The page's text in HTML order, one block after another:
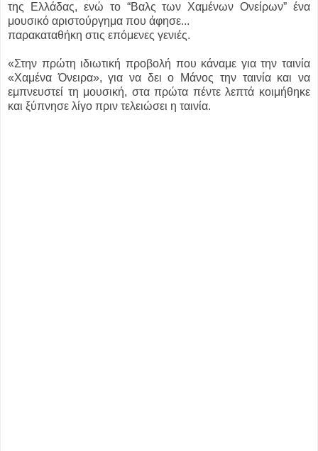
της Ελλάδας, ενώ το “Βαλς των Χαμένων Ονείρων” ένα
μουσικό αριστούργημα που άφησε...
παρακαταθήκη στις επόμενες γενιές.
«Στην πρώτη ιδιωτική προβολή που κάναμε για την ταινία
«Χαμένα Όνειρα», για να δει ο Μάνος την ταινία και να
εμπνευστεί τη μουσική, στα πρώτα πέντε λεπτά κοιμήθηκε
και ξύπνησε λίγο πριν τελειώσει η ταινία.